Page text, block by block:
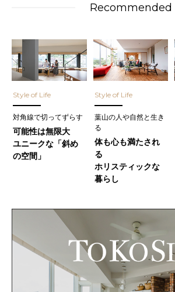
Recommended
Style of Life
対角線で切ってずらす
可能性は無限大
ユニークな「斜め
の空間」
Style of Life
葉山の人や自然と生き
る
体も心も満たされ
る
ホリスティックな
暮らし